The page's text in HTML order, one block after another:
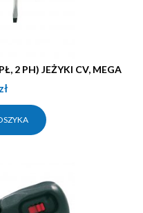
2 PH) JEŻYKI CV, MEGA
zł